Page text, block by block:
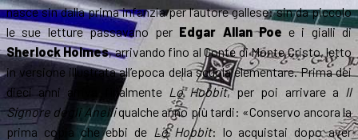
nasce sin dalla prima infanzia per l’autore gallese: sin da piccolo
le sue letture passavano per Edgar Allan Poe e i gialli di
Sherlock Holmes, arrivando fino al Conte di Monte Cristo, letto
in versione illustrata all’epoca della scuola elementare. Prima dei
dieci anni arriva finalmente Lo Hobbit, per poi arrivare a Il
Signore degli Anelliqualche anno più tardi: «Conservo ancora la
prima copia che ebbi de Lo Hobbit: lo acquistai dopo aver